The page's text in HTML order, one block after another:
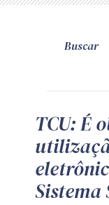
TCU: É
Sistema